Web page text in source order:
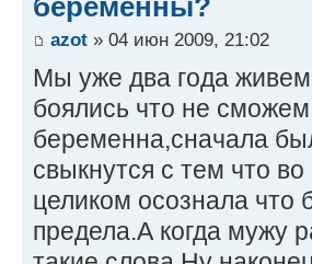
беременны?
azot » 04 июн 2009, 21:02
Мы уже два года
боялись что не
беременна,сначала
свыкнутся с тем что
целиком осознала
предела.А когда мужу